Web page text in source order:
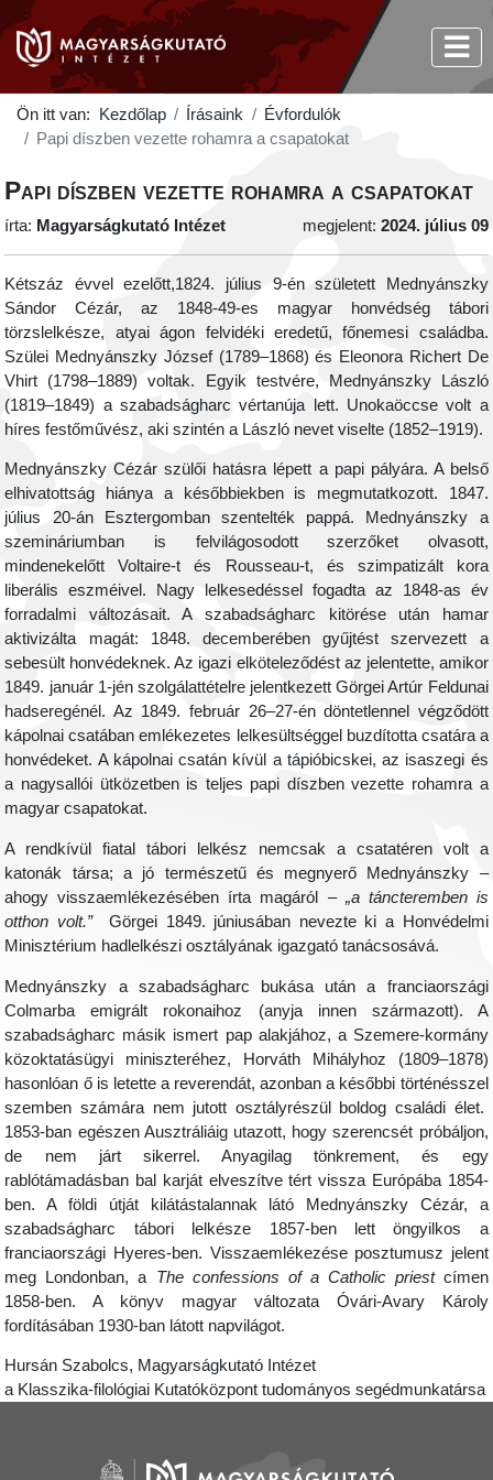
Ön itt van: Kezdőlap Írásaink
Évfordulók
Papi díszben vezette rohamra a csapatokat
Papi díszben vezette rohamra a csapatokat
írta: Magyarságkutató Intézet megjelent: 2024. július 09
Kétszáz évvel ezelőtt,1824. július 9-én született Mednyánszky
Sándor Cézár, az 1848-49-es magyar honvédség tábori
törzslelkésze, atyai ágon felvidéki eredetű, főnemesi családba.
Szülei Mednyánszky József (1789–1868) és Eleonora Richert De
Vhirt (1798–1889) voltak. Egyik testvére, Mednyánszky László
(1819–1849) a szabadságharc vértanúja lett. Unokaöccse volt a
híres festőművész, aki szintén a László nevet viselte (1852–1919).
Mednyánszky Cézár szülői hatásra lépett a papi pályára. A belső
elhivatottság hiánya a későbbiekben is megmutatkozott. 1847.
július 20-án Esztergomban szentelték pappá. Mednyánszky a
szemináriumban is felvilágosodott szerzőket olvasott,
mindenekelőtt Voltaire-t és Rousseau-t, és szimpatizált kora
liberális eszméivel. Nagy lelkesedéssel fogadta az 1848-as év
forradalmi változásait. A szabadságharc kitörése után hamar
aktivizálta magát: 1848. decemberében gyűjtést szervezett a
sebesült honvédeknek. Az igazi elköteleződést az jelentette, amikor
1849. január 1-jén szolgálattételre jelentkezett Görgei Artúr Feldunai
hadseregénél. Az 1849. február 26–27-én döntetlennel végződött
kápolnai csatában emlékezetes lelkesültséggel buzdította csatára a
honvédeket. A kápolnai csatán kívül a tápióbicskei, az isaszegi és
a nagysallói ütközetben is teljes papi díszben vezette rohamra a
magyar csapatokat.
A rendkívül fiatal tábori lelkész nemcsak a csatatéren volt a
katonák társa; a jó természetű és megnyerő Mednyánszky –
ahogy visszaemlékezésében írta magáról – „a táncteremben is
otthon volt.”Görgei 1849. júniusában nevezte ki a Honvédelmi
Minisztérium hadlelkészi osztályának igazgató tanácsosává.
Mednyánszky a szabadságharc bukása után a franciaországi
Colmarba emigrált rokonaihoz (anyja innen származott). A
szabadságharc másik ismert pap alakjához, a Szemere-kormány
közoktatásügyi miniszteréhez, Horváth Mihályhoz (1809–1878)
hasonlóan ő is letette a reverendát, azonban a későbbi történésszel
szemben számára nem jutott osztályrészül boldog családi élet.
1853-ban egészen Ausztráliáig utazott, hogy szerencsét próbáljon,
de nem járt sikerrel. Anyagilag tönkrement, és egy
rablótámadásban bal karját elveszítve tért vissza Európába 1854-
ben. A földi útját kilátástalannak látó Mednyánszky Cézár, a
szabadságharc tábori lelkésze 1857-ben lett öngyilkos a
franciaországi Hyeres-ben. Visszaemlékezése posztumusz jelent
meg Londonban, a The confessions of a Catholic priestcímen
1858-ben. A könyv magyar változata Óvári-Avary Károly
fordításában 1930-ban látott napvilágot.
Hursán Szabolcs, Magyarságkutató Intézet
a Klasszika-filológiai Kutatóközpont tudományos segédmunkatársa